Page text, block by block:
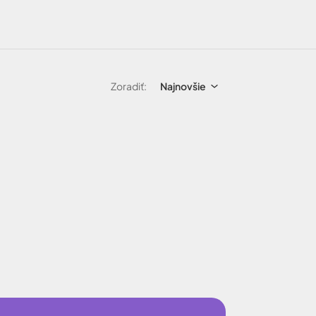
Zoradiť: Najnovšie